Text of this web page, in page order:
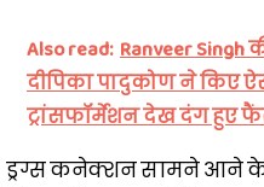
Also read: Ranveer Singh
दीपिका पादुकोण ने किए
ट्रांसफॉर्मेशन देख दंग हुए
ड्रग्स कनेक्शन सामने आने